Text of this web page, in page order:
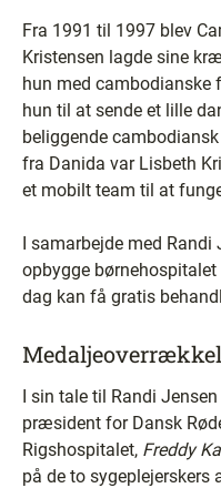
Fra 1991 til 1997 blev
Kristensen lagde sine
hun med cambodianske
hun til at sende et lille
beliggende
fra Danida var Lisbeth
et mobilt team til at
I samarbejde med
opbygge
dag kan få gratis
I sin tale til Randi
præsident for Dansk
Rigshospitalet, Freddy
på de to